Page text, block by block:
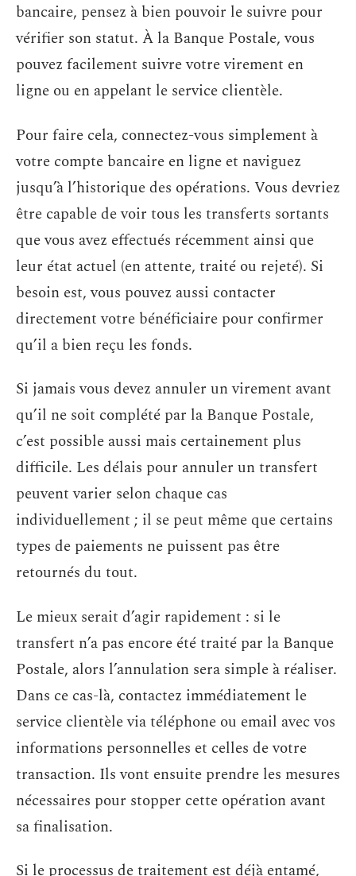
bancaire, pensez à bien pouvoir le suivre pour
vérifier son statut. À la Banque Postale, vous
pouvez facilement suivre votre virement en
ligne ou en appelant le service clientèle.
Pour faire cela, connectez-vous simplement à
votre compte bancaire en ligne et naviguez
jusqu’à l’historique des opérations. Vous devriez
être capable de voir tous les transferts sortants
que vous avez effectués récemment ainsi que
leur état actuel (en attente, traité ou rejeté). Si
besoin est, vous pouvez aussi contacter
directement votre bénéficiaire pour confirmer
qu’il a bien reçu les fonds.
Si jamais vous devez annuler un virement avant
qu’il ne soit complété par la Banque Postale,
c’est possible aussi mais certainement plus
difficile. Les délais pour annuler un transfert
peuvent varier selon chaque cas
individuellement ; il se peut même que certains
types de paiements ne puissent pas être
retournés du tout.
Le mieux serait d’agir rapidement : si le
transfert n’a pas encore été traité par la Banque
Postale, alors l’annulation sera simple à réaliser.
Dans ce cas-là, contactez immédiatement le
service clientèle via téléphone ou email avec vos
informations personnelles et celles de votre
transaction. Ils vont ensuite prendre les mesures
nécessaires pour stopper cette opération avant
sa finalisation.
Si le processus de traitement est déjà entamé,